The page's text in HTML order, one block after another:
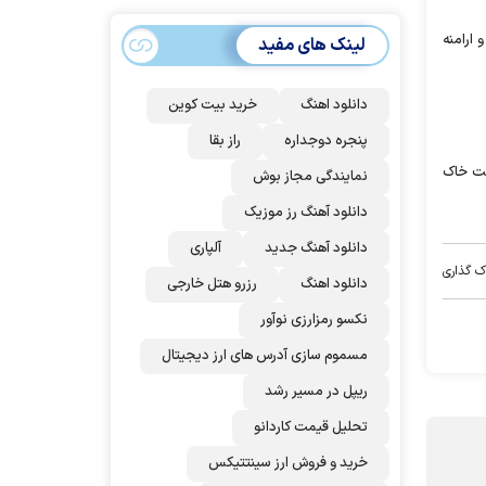
ارامنه
خاک
گذاری
می‌شود؟!
لینک های مفید
دانلود اهنگ
خرید بیت کوین
پنجره دوجداره
راز بقا
نمایندگی مجاز بوش
دانلود آهنگ رز‌ موزیک
دانلود آهنگ جدید
آلپاری
دانلود اهنگ
رزرو هتل خارجی
نکسو رمزارزی نوآور
مسموم سازی آدرس های ارز دیجیتال
ریپل در مسیر رشد
تحلیل قیمت کاردانو
خرید و فروش ارز سینتتیکس